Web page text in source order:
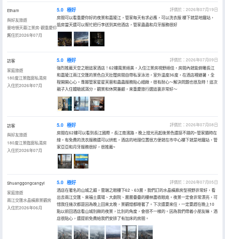
Etham
與好友旅遊
曼哈頓天幕江景房-觀重慶伱
好
入住於2026年07月
5.0 極好
評價於：2026年07月19日
房間可以看重慶你好的夜景和嘉陵江，管家每天有求必應，可以洗衣服 樓下就是地鐵站，
退房當天還可以幫忙把行李送到其他酒店，管家蟲蟲和月牙服務很好
訪客
家庭旅遊
180度江景臨窗私湯房
入住於2026年07月
5.0 極好
評價於：2026年07月09日
強烈推薦天空之眼這家酒店！62樓風景絕美，入住江景房視野絕佳，房間內就能俯瞰長江
和嘉陵江兩江交匯的景色白天壯闊房間自帶私享泳池，室外温度36度，在酒店裡避暑，全
程開開心心。專屬管家星星芙蓉和蟲蟲服務貼心細緻，很有耐心～解決問題也很及時！這次
親子入住體驗感滿分，觀景和休閑兼顧，來重慶旅行選這裏非常好～
訪客
與好友旅遊
180度江景臨窗私湯房
入住於2026年07月
5.0 極好
評價於：2026年07月08日
房間在62樓可以看到長江國際，長江南濱路，晚上燈光亮起後景色還挺不錯的~管家隨時在
線，有免費的洗衣服務還可以烘乾，酒店的地理位置很方便就在市中心樓下就是地鐵站，管
家亞亞和月牙服務很好，很推薦~
Shuanggongcangyi
家庭旅遊
兩江交匯水晶橫廊景觀房
入住於2026年06月
5.0 極好
評價於：2026年07月05日
酒店在著名的山城之巔，雲端之眼樓下62、63層，我們訂的水晶橫廊房型視野非常好，看
出去兩江交匯、來福士廣場、大劇院、層層疊疊的樓林盡收眼底。夜景一定會非常漂亮，可
惜我住幾次都是因為晚上回來太晚，景觀燈都睡著了。下次還要來住，一定要趕在晚上10
點以前回酒店看山城別緻的夜景，比別的角度，會很不一樣的。因為我們帶着小朋友嘛，酒
店很貼心，還提前免費給我們安排了有加床的房間。